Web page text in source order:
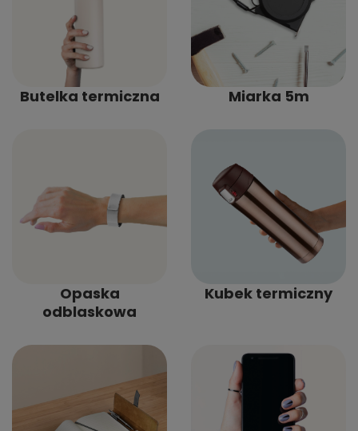
Butelka termiczna Miarka 5m
Opaska
odblaskowa
Kubek termiczny